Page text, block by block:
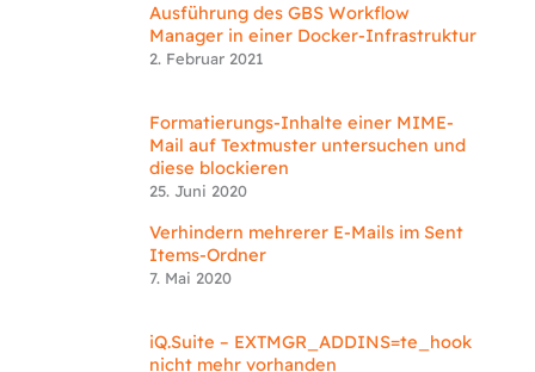
Ausführung des GBS Workflow
Manager in einer Docker-Infrastruktur
2. Februar 2021
Formatierungs-Inhalte einer MIME-
Mail auf Textmuster untersuchen und
diese blockieren
25. Juni 2020
Verhindern mehrerer E-Mails im Sent
Items-Ordner
7. Mai 2020
iQ.Suite – EXTMGR_ADDINS=te_hook
nicht mehr vorhanden